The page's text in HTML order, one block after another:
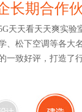
长期合作伙
天天看天天爽实验室
、松下空调等各
致好评，打造了行